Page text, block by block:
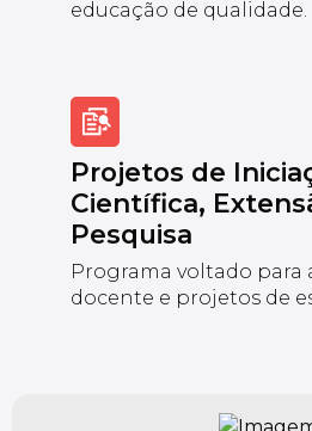
educação de qualidade.
Projetos de
Científica,
Pesquisa
Programa voltado para
docente e projetos de